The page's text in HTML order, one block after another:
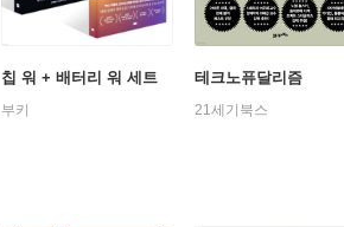
칩 워 + 배터리 워 세트
부키
테크노퓨달리즘
21세기북스